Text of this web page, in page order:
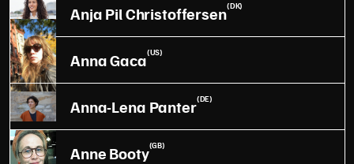
Anja Pil Christoffersen(DK)
Anna Gaca(US)
Anna-Lena Panter(DE)
Anne Booty(GB)